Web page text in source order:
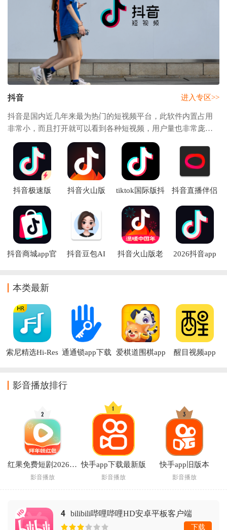
抖音
抖音是国内近几年来最为热门的短视频平台，此软件内置占用
非常小，而且打开就可以看到各种短视频，用户量也非常庞
大，而且发布视频没有任何门槛，人人都可以在抖音上发布视
频，记录自己生活当中的点点滴滴。不仅如此
进入专区>>
抖音极速版
费下载
抖音火山版
tiktok国际版抖
抖音直播伴侣
装2026
抖音商城app官
抖音豆包AI
抖音火山版老
2026抖音app
本类最新
索尼精选Hi-Res 通通锁app下载
爱棋道围棋app
醒目视频app
影音播放排行
红果免费短剧2026最新版
影音播放
快手app下载最新版
影音播放
快手app旧版本
影音播放
4 bilibili哔哩哔哩HD安卓平板客户端
下载